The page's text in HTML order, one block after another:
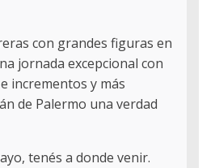
con grandes figuras en
jornada excepcional con
incrementos y más
de Palermo una verdad
tenés a donde venir.